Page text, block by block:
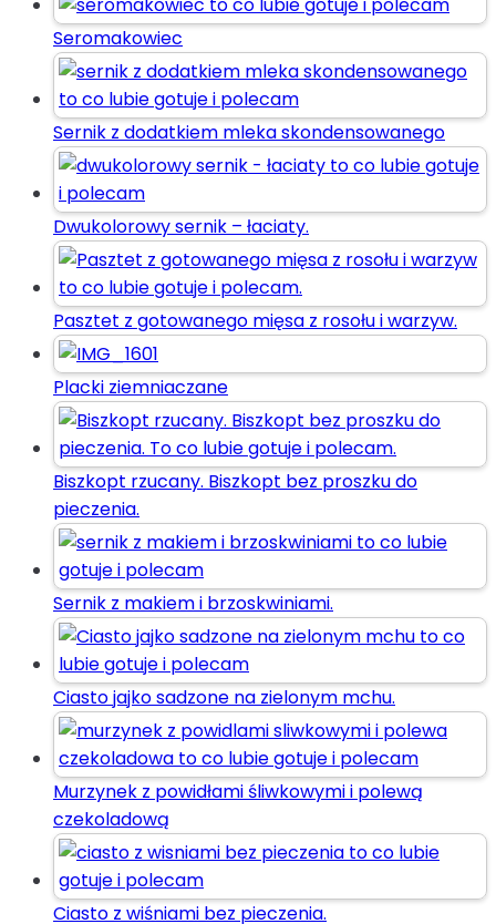
Seromakowiec
Sernik z dodatkiem mleka skondensowanego
Dwukolorowy sernik – łaciaty.
Pasztet z gotowanego mięsa z rosołu i warzyw.
Placki ziemniaczane
Biszkopt rzucany. Biszkopt bez proszku do
pieczenia.
Sernik z makiem i brzoskwiniami.
Ciasto jajko sadzone na zielonym mchu.
Murzynek z powidłami śliwkowymi i polewą
czekoladową
Ciasto z wiśniami bez pieczenia.